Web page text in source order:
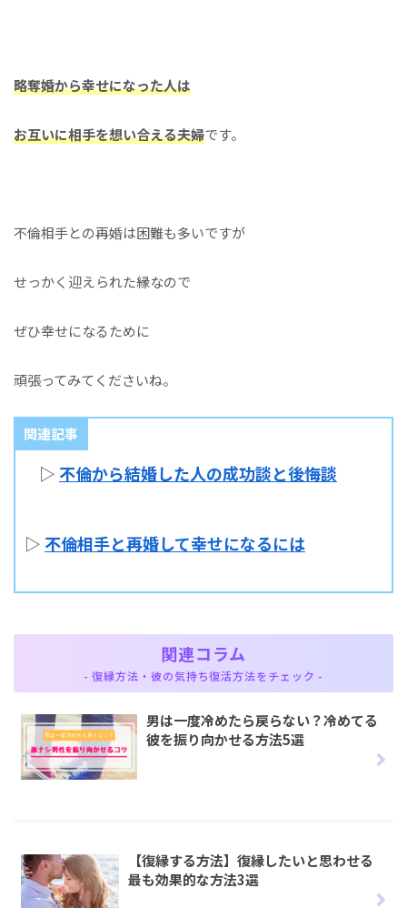
略奪婚から幸せになった人は
お互いに相手を想い合える夫婦です。
不倫相手との再婚は困難も多いですが
せっかく迎えられた縁なので
ぜひ幸せになるために
頑張ってみてくださいね。
関連記事
▷ 不倫から結婚した人の成功談と後悔談
▷ 不倫相手と再婚して幸せになるには
関連コラム
- 復縁方法・彼の気持ち復活方法をチェック -
男は一度冷めたら戻らない？冷めてる
彼を振り向かせる方法5選
【復縁する方法】復縁したいと思わせる
最も効果的な方法3選